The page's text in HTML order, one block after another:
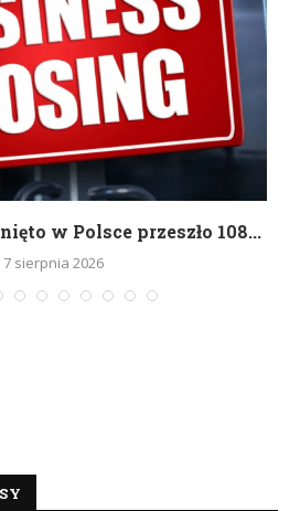
w Polsce przeszło 108...
7 sierpnia 2026